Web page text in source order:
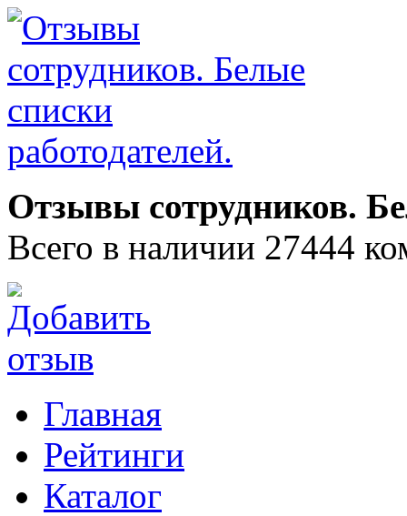
Отзывы сотрудников.
Всего в наличии 27444
Главная
Рейтинги
Каталог